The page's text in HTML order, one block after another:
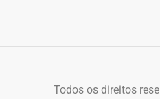
Todos os direitos